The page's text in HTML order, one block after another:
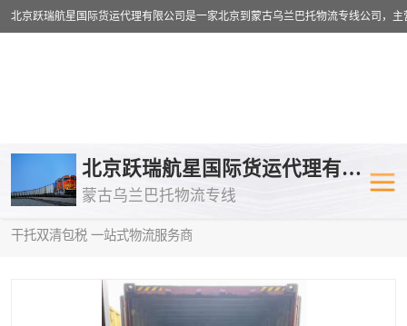
北京跃瑞航星国际货运代理有限公司
蒙古乌兰巴托物流专线
干托双清包税 一站式物流服务商
乌兰巴托物流专线 乌兰巴托铁
乌兰巴托公路运输
中欧班列
蒙古乌兰巴托双清包税